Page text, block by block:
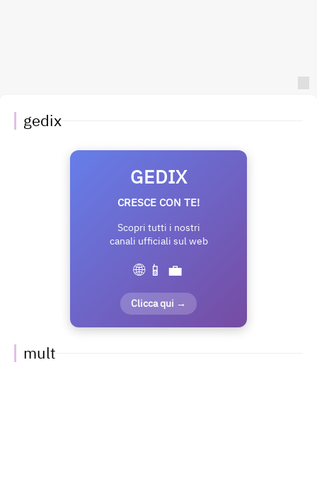
gedix
GEDIX
CRESCE CON TE!
Scopri tutti i nostri
canali ufficiali sul web
🌐 📱 💼
Clicca qui →
mult